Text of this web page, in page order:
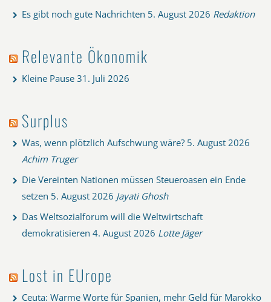
Es gibt noch gute Nachrichten 5. August 2026 Redaktion
Relevante Ökonomik
Kleine Pause 31. Juli 2026
Surplus
Was, wenn plötzlich Aufschwung wäre? 5. August 2026
Achim Truger
Die Vereinten Nationen müssen Steueroasen ein Ende
setzen 5. August 2026 Jayati Ghosh
Das Weltsozialforum will die Weltwirtschaft
demokratisieren 4. August 2026 Lotte Jäger
Lost in EUrope
Ceuta: Warme Worte für Spanien, mehr Geld für Marokko